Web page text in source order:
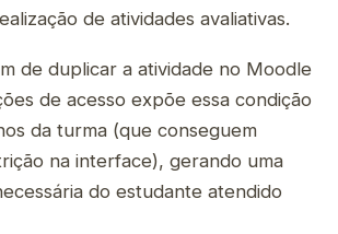
de atividades avaliativas.
de duplicar a atividade no Moodle
de acesso expõe essa condição
da turma (que conseguem
na interface), gerando uma
do estudante atendido